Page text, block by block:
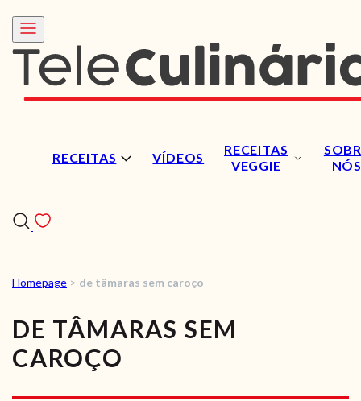
RECEITAS VÍDEOS
RECEITAS
VEGGIE
NÓS
RECEITAS
VÍDEOS
Homepage > de tâmaras sem caroço
DE TÂMARAS SEM
CAROÇO